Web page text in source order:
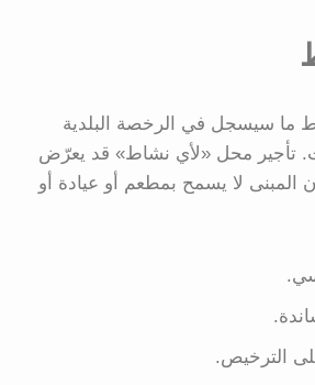
ما سيسجل في الرخصة البلدية
تأجير محل «لأي نشاط» قد يعرّض
المبنى لا يسمح بمطعم أو عيادة أو
الترخيص.